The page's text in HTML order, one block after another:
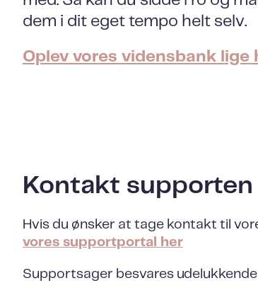
dem i dit eget tempo helt selv.
Oplev vores vidensbank lige
Kontakt supporten
Hvis du ønsker at tage kontakt til
vores supportportal her
Supportsager besvares